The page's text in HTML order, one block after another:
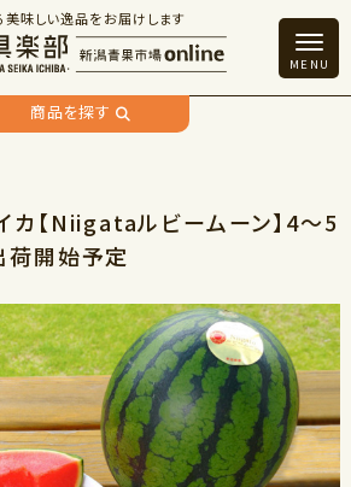
味しい逸品をお届けします
商品を探す
カ【Niigataルビームーン】4～5
開始予定